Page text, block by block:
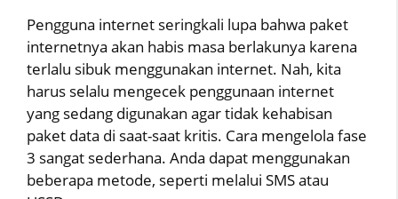
Pengguna internet seringkali lupa bahwa paket
internetnya akan habis masa berlakunya karena
terlalu sibuk menggunakan internet. Nah, kita
harus selalu mengecek penggunaan internet
yang sedang digunakan agar tidak kehabisan
paket data di saat-saat kritis. Cara mengelola fase
3 sangat sederhana. Anda dapat menggunakan
beberapa metode, seperti melalui SMS atau